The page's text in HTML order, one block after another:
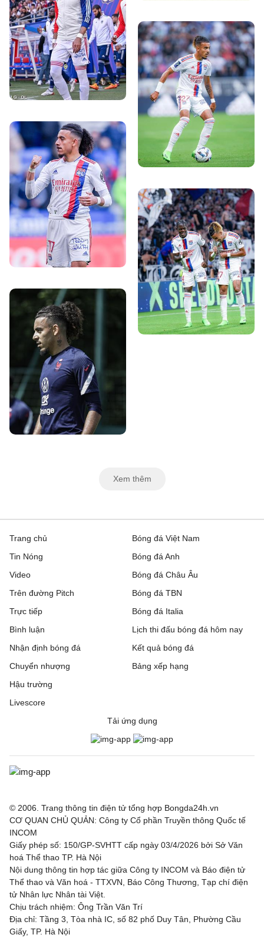
Xem thêm
Trang chủ
Tin Nóng
Video
Trên đường Pitch
Trực tiếp
Bóng đá Việt Nam
Bóng đá Anh
Bóng đá Châu Âu
Bóng đá TBN
Bóng đá Italia
Bình luận
Nhận định bóng đá
Chuyển nhượng
Hậu trường
Livescore
Lịch thi đấu bóng đá hôm nay
Kết quả bóng đá
Bảng xếp hạng
Tải ứng dụng
© 2006. Trang thông tin điện tử tổng hợp Bongda24h.vn
CƠ QUAN CHỦ QUẢN: Công ty Cổ phần Truyền thông Quốc tế
INCOM
Giấy phép số: 150/GP-SVHTT cấp ngày 03/4/2026 bởi Sở Văn
hoá Thể thao TP. Hà Nội
Nội dung thông tin hợp tác giữa Công ty INCOM và Báo điện tử
Thể thao và Văn hoá - TTXVN, Báo Công Thương, Tạp chí điện
tử Nhân lực Nhân tài Việt.
Chịu trách nhiệm: Ông Trần Văn Trí
Địa chỉ: Tầng 3, Tòa nhà IC, số 82 phố Duy Tân, Phường Cầu
Giấy, TP. Hà Nội